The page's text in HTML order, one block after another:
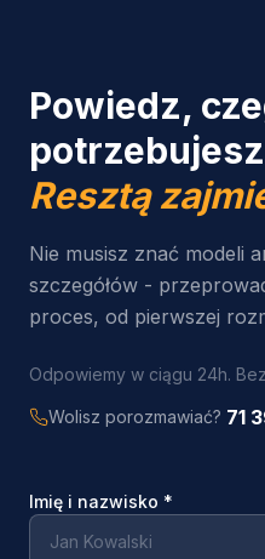
Powiedz,
Resztą
Nie musisz znać modeli
szczegółów -
proces, od pierwszej
Odpowiemy w ciągu 24h.
Wolisz porozmawiać? 71
Imię i nazwisko *